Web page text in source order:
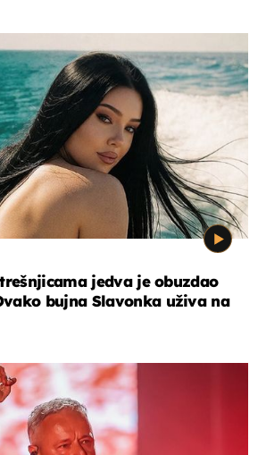
jedva je obuzdao
bujna Slavonka uživa na